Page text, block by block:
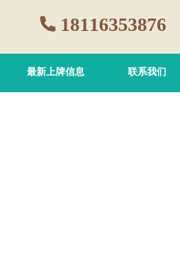
18116353876
最新上牌信息 联系我们